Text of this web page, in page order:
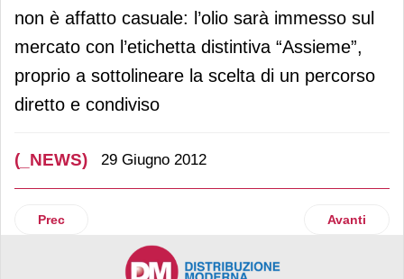
non è affatto casuale: l’olio sarà immesso sul
mercato con l’etichetta distintiva “Assieme”,
proprio a sottolineare la scelta di un percorso
diretto e condiviso
(_NEWS) 29 Giugno 2012
Articolo precedente: Meliconi presenta il Portabiancheria
Prec Articolo
Avanti